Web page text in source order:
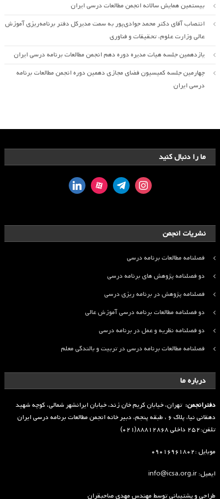
بیستمین همایش سالانه انجمن مطالعات درسی ایران
انتصاب آقای دکتر محمد جوادی‌پور به سمت مدیرکل دفتر برنامه‌ریزی آموزش
عالی وزارت علوم، تحقیقات و فناوری
یازدهمین جلسه هیات مدیره دوره دهم انجمن مطالعات برنامه درسی ایران
چهارمین جلسه کمیسیون فضای مجازی دهمین دوره انجمن مطالعات برنامه
درسی ایران
ما را دنبال کنید
instagram
telegram
aparat
linkedin
نشریات انجمن
فصلنامه مطالعات برنامه درسی
دو فصلنامه پژوهش های برنامه درسی
فصلنامه پژوهش در برنامه ریزی درسی
دو فصلنامه مطالعات برنامه درسی آموزش عالی
دو فصلنامه نظریه و عمل در برنامه درسی
فصلنامه مطالعات برنامه درسی در تربیت و بالندگی معلم
درباره ما
دفترانجمن: تهران، خیابان کریم خان زند، خیابان ایرانشهر شمالی، کوچه شهید
دهقانی نیا، پلاک ۶ ، طبقه پنجم، دبیر خانه انجمن مطالعات برنامه درسی ایران
تلفن:۲۵۲ داخلی ۸۸۸۱۲۸۶۸(۰۲۱)
موبایل :۰۹۰۱۶۹۶۱۸۰۲
ایمیل: info@icsa.org.ir
طراحی و پشتیبانی توسطمهندس مهدی صاحبقران